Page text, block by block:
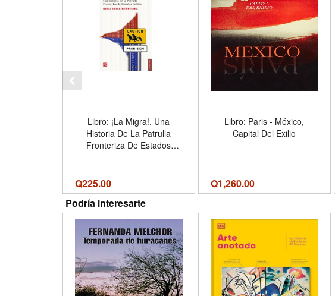
Libro: ¡La Migra!. Una
Historia De La Patrulla
Fronteriza De Estados
Q225.00
Libro: Paris - México,
Capital Del Exilio
Q1,260.00
Podría interesarte